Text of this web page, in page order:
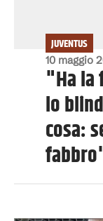
10 maggio
JUVENTUS
"Ha la
lo
cosa: